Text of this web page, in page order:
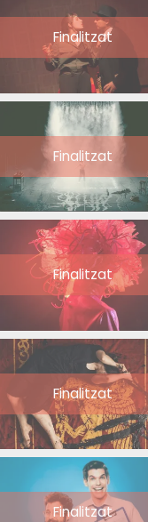
Finalitzat
Finalitzat
Finalitzat
Finalitzat
Finalitzat